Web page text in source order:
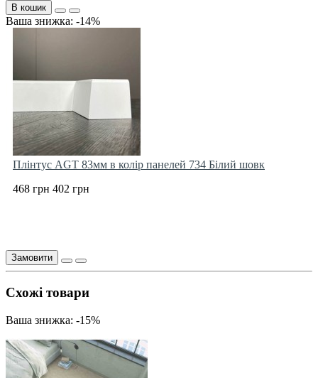
В кошик
Ваша знижка: -14%
Плінтус AGT 83мм в колір панелей 734 Білий шовк
468 грн 402 грн
Замовити
Схожі товари
Ваша знижка: -15%